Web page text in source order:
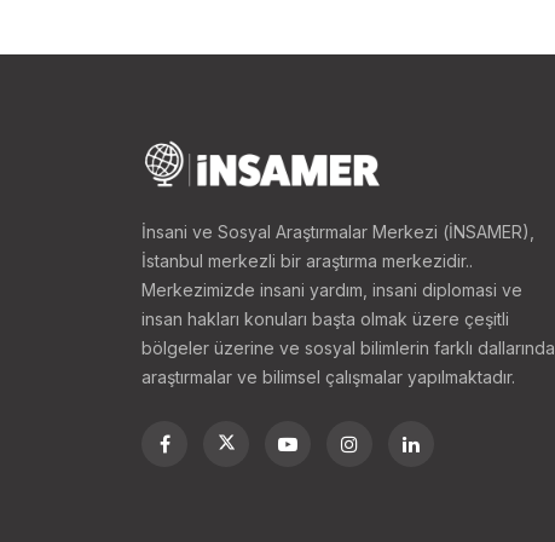
Maori kökenliler
Pasifik kökenliler
Asya kökenliler
İnsani ve Sosyal Araştırmalar Merkezi (İNSAMER),
İstanbul merkezli bir araştırma merkezidir..
Merkezimizde insani yardım, insani diplomasi ve
insan hakları konuları başta olmak üzere çeşitli
bölgeler üzerine ve sosyal bilimlerin farklı dallarında
araştırmalar ve bilimsel çalışmalar yapılmaktadır.